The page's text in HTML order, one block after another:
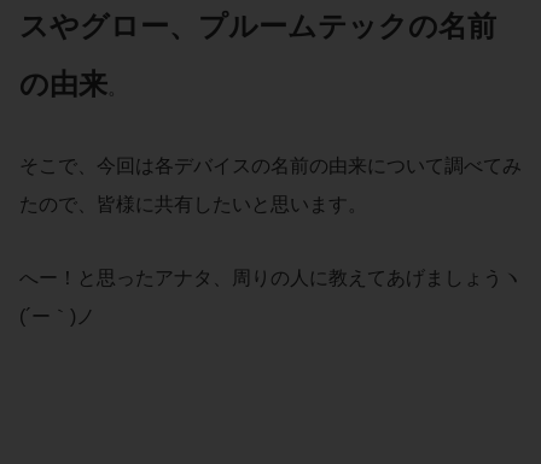
スやグロー、 プルームテックの名前
の由来
そこで、今回は各デバイスの名前の由来について調べてみ
たので、皆様に共有したいと思います。
へー！と思ったアナタ、周りの人に教えてあげましょうヽ
(´ー｀)ノ